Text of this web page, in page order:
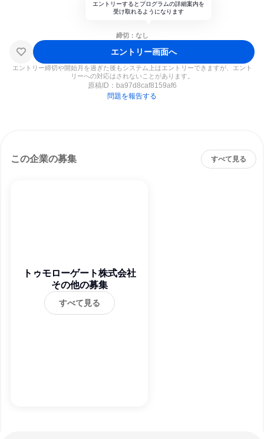
エントリーするとプログラムの詳細案内を
受け取れるようになります
締切：なし
エントリー画面へ
エントリー締切や開始月を過ぎた後もシステム上はエントリーできますが、エント
リーへの対応はされないことがあります。
原稿ID： ba97d8caf8159af6
問題を報告する
この企業の募集 すべて見る
トゥモローゲート株式会社
その他の募集
すべて見る